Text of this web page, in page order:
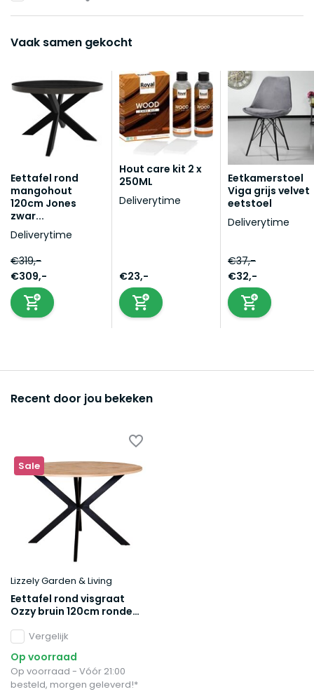
Vaak samen gekocht
Eettafel rond
mangohout
120cm Jones
zwar...
Deliverytime
€319,-
€309,-
Hout care kit 2 x
250ML
Deliverytime
€23,-
Eetkamerstoel
Viga grijs velvet
eetstoel
Deliverytime
€37,-
€32,-
Recent door jou bekeken
Sale
Lizzely Garden & Living
Eettafel rond visgraat
Ozzy bruin 120cm ronde
Vergelijk
Op voorraad
Op voorraad - Vóór 21:00
besteld, morgen geleverd!*